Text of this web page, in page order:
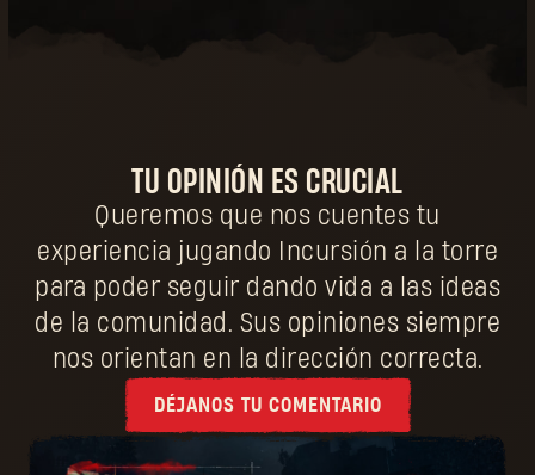
TU OPINIÓN ES CRUCIAL
Queremos que nos cuentes tu
experiencia jugando Incursión a la torre
para poder seguir dando vida a las ideas
de la comunidad. Sus opiniones siempre
nos orientan en la dirección correcta.
DÉJANOS TU COMENTARIO